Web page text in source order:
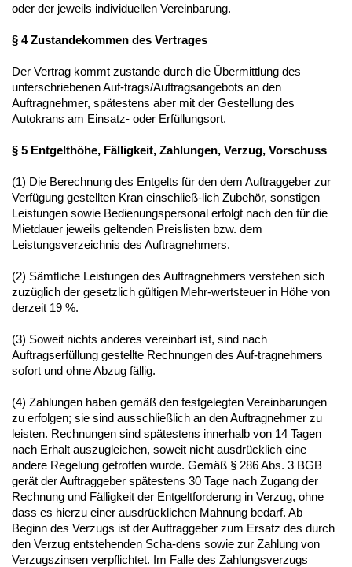
oder der jeweils individuellen Vereinbarung.
§ 4 Zustandekommen des Vertrages
Der Vertrag kommt zustande durch die Übermittlung des
unterschriebenen Auf-trags/Auftragsangebots an den
Auftragnehmer, spätestens aber mit der Gestellung des
Autokrans am Einsatz- oder Erfüllungsort.
§ 5 Entgelthöhe, Fälligkeit, Zahlungen, Verzug, Vorschuss
(1) Die Berechnung des Entgelts für den dem Auftraggeber zur
Verfügung gestellten Kran einschließ-lich Zubehör, sonstigen
Leistungen sowie Bedienungspersonal erfolgt nach den für die
Mietdauer jeweils geltenden Preislisten bzw. dem
Leistungsverzeichnis des Auftragnehmers.
(2) Sämtliche Leistungen des Auftragnehmers verstehen sich
zuzüglich der gesetzlich gültigen Mehr-wertsteuer in Höhe von
derzeit 19 %.
(3) Soweit nichts anderes vereinbart ist, sind nach
Auftragserfüllung gestellte Rechnungen des Auf-tragnehmers
sofort und ohne Abzug fällig.
(4) Zahlungen haben gemäß den festgelegten Vereinbarungen
zu erfolgen; sie sind ausschließlich an den Auftragnehmer zu
leisten. Rechnungen sind spätestens innerhalb von 14 Tagen
nach Erhalt auszugleichen, soweit nicht ausdrücklich eine
andere Regelung getroffen wurde. Gemäß § 286 Abs. 3 BGB
gerät der Auftraggeber spätestens 30 Tage nach Zugang der
Rechnung und Fälligkeit der Entgeltforderung in Verzug, ohne
dass es hierzu einer ausdrücklichen Mahnung bedarf. Ab
Beginn des Verzugs ist der Auftraggeber zum Ersatz des durch
den Verzug entstehenden Scha-dens sowie zur Zahlung von
Verzugszinsen verpflichtet. Im Falle des Zahlungsverzugs